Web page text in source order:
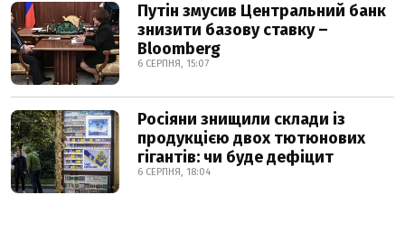
Путін змусив Центральний банк
знизити базову ставку –
Bloomberg
6 СЕРПНЯ, 15:07
Росіяни знищили склади із
продукцією двох тютюнових
гігантів: чи буде дефіцит
6 СЕРПНЯ, 18:04